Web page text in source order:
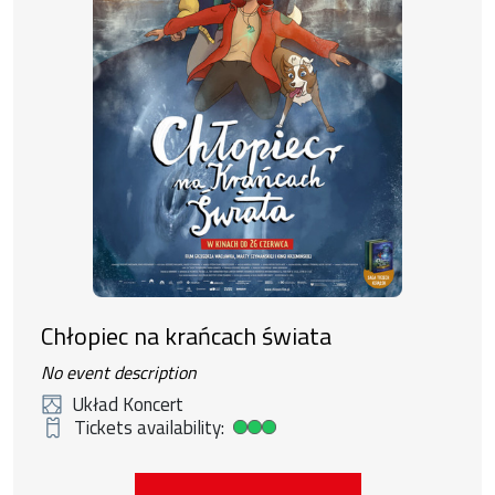
Chłopiec na krańcach świata
No event description
Układ Koncert
Tickets availability:
High ticket availability